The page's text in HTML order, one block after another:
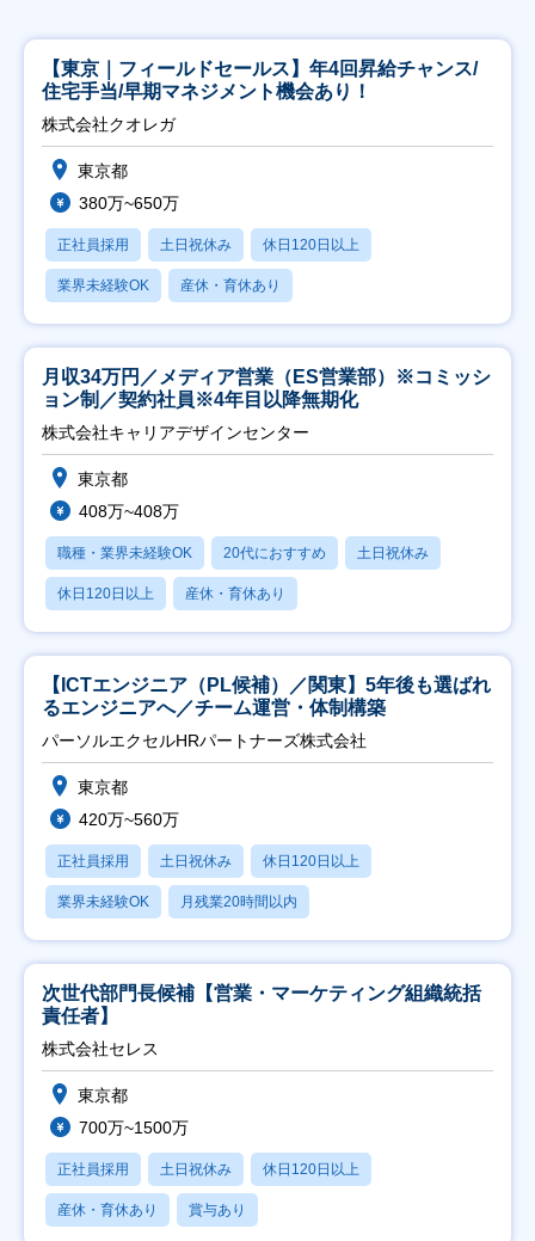
【東京｜フィールドセールス】年4回昇給チャンス/
住宅手当/早期マネジメント機会あり！
株式会社クオレガ
東京都
380万~650万
正社員採用 土日祝休み 休日120日以上
業界未経験OK 産休・育休あり
月収34万円／メディア営業（ES営業部）※コミッシ
ョン制／契約社員※4年目以降無期化
株式会社キャリアデザインセンター
東京都
408万~408万
職種・業界未経験OK 20代におすすめ 土日祝休み
休日120日以上 産休・育休あり
【ICTエンジニア（PL候補）／関東】5年後も選ばれ
るエンジニアへ／チーム運営・体制構築
パーソルエクセルHRパートナーズ株式会社
東京都
420万~560万
正社員採用 土日祝休み 休日120日以上
業界未経験OK 月残業20時間以内
次世代部門長候補【営業・マーケティング組織統括
責任者】
株式会社セレス
東京都
700万~1500万
正社員採用 土日祝休み 休日120日以上
産休・育休あり 賞与あり